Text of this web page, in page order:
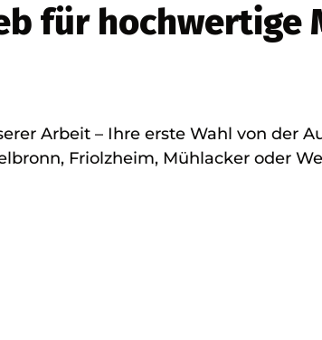
für hochwertige
Arbeit – Ihre erste Wahl von der
Friolzheim, Mühlacker oder